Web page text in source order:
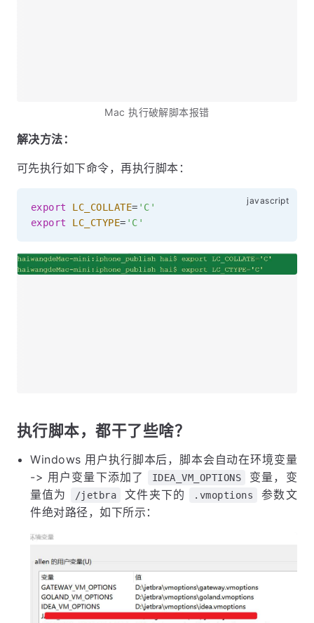
Mac 执行破解脚本报错
解决方法：
可先执行如下命令，再执行脚本：
export LC_COLLATE= 'C'
export
LC_CTYPE= 'C'
执行脚本，都干了些啥？
Windows 用户执行脚本后，脚本会自动在环境变量
-> 用户变量下添加了
IDEA_VM_OPTIONS
变量，变
量值为
/jetbra 文件夹下的 .vmoptions
参数文
件绝对路径，如下所示：